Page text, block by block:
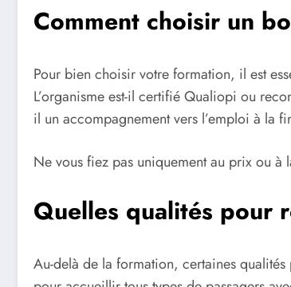
Comment choisir un
Pour bien choisir votre formation, il est
L’organisme est-il certifié Qualiopi ou
il un accompagnement vers l’emploi à la
Ne vous fiez pas uniquement au prix ou à
Quelles qualités pour
Au-delà de la formation, certaines